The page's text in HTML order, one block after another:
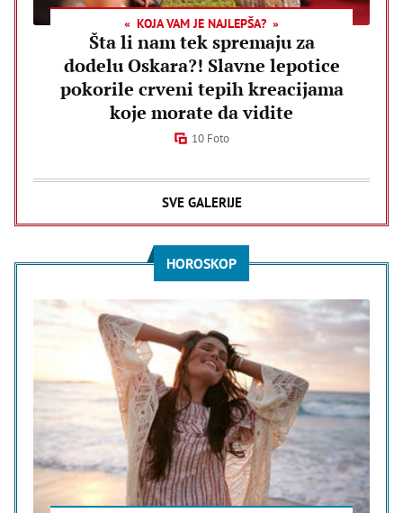
KOJA VAM JE NAJLEPŠA?
Šta li nam tek spremaju za
dodelu Oskara?! Slavne lepotice
pokorile crveni tepih kreacijama
koje morate da vidite
10 Foto
SVE GALERIJE
HOROSKOP